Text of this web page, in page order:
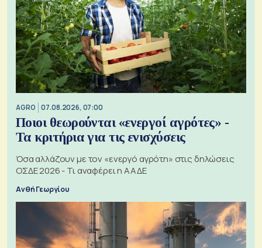
AGRO 07.08.2026, 07:00
Ποιοι θεωρούνται «ενεργοί αγρότες» -
Τα κριτήρια για τις ενισχύσεις
Όσα αλλάζουν με τον «ενεργό αγρότη» στις δηλώσεις
ΟΣΔΕ 2026 - Τι αναφέρει η ΑΑΔΕ
Ανθή Γεωργίου